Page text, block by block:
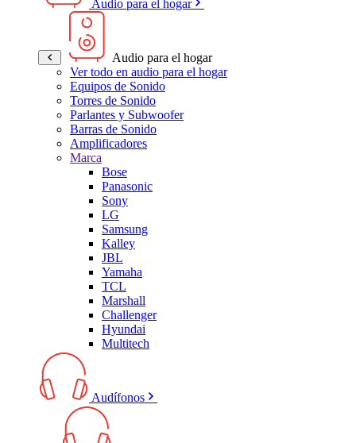
Audio para el hogar
Audio para el hogar
Ver todo en audio para el hogar
Equipos de Sonido
Torres de Sonido
Parlantes y Subwoofer
Barras de Sonido
Amplificadores
Marca
Bose
Panasonic
Sony
LG
Samsung
Kalley
JBL
Yamaha
TCL
Marshall
Challenger
Hyundai
Multitech
Audífonos